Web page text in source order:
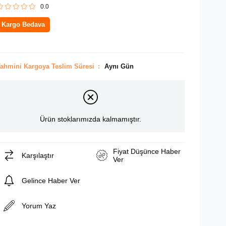
0.0
Kargo Bedava
Kargoya Teslim Süresi : Aynı Gün
Ürün stoklarımızda kalmamıştır.
Karşılaştır
Fiyat Düşünce Haber
Ver
Gelince Haber Ver
Yorum Yaz